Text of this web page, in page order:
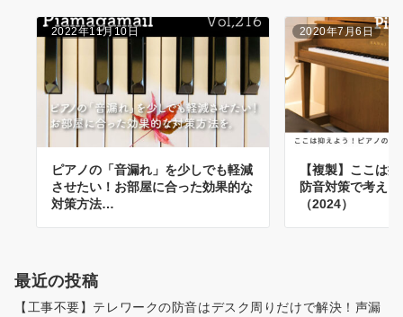
2022年11月10日
ピアノの「音漏れ」を少しでも軽減
させたい！お部屋に合った効果的な
対策方法…
2020年7月6日
【複製】ここは
防音対策で考え
（2024）
最近の投稿
【工事不要】テレワークの防音はデスク周りだけで解決！声漏